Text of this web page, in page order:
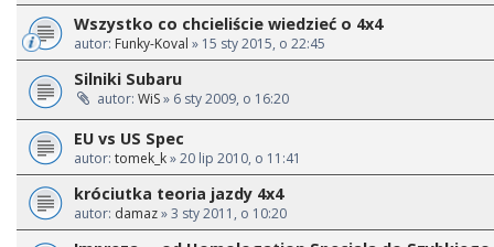
Wszystko co chcieliście wiedzieć o 4x4
autor: Funky-Koval » 15 sty 2015, o 22:45
Silniki Subaru
autor: WiS» 6 sty 2009, o 16:20
EU vs US Spec
autor: tomek_k» 20 lip 2010, o 11:41
króciutka teoria jazdy 4x4
autor: damaz» 3 sty 2011, o 10:20